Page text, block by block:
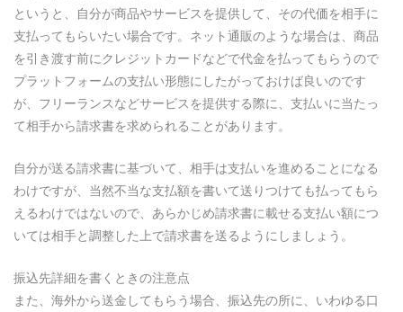
というと、自分が商品やサービスを提供して、その代価を相手に
支払ってもらいたい場合です。ネット通販のような場合は、商品
を引き渡す前にクレジットカードなどで代金を払ってもらうので
プラットフォームの支払い形態にしたがっておけば良いのです
が、フリーランスなどサービスを提供する際に、支払いに当たっ
て相手から請求書を求められることがあります。
自分が送る請求書に基づいて、相手は支払いを進めることになる
わけですが、当然不当な支払額を書いて送りつけても払ってもら
えるわけではないので、あらかじめ請求書に載せる支払い額につ
いては相手と調整した上で請求書を送るようにしましょう。
振込先詳細を書くときの注意点
また、海外から送金してもらう場合、振込先の所に、いわゆる口